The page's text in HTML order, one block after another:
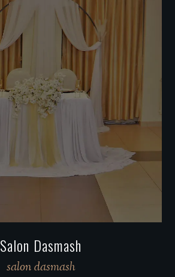
Salon Dasmash
salon dasmash